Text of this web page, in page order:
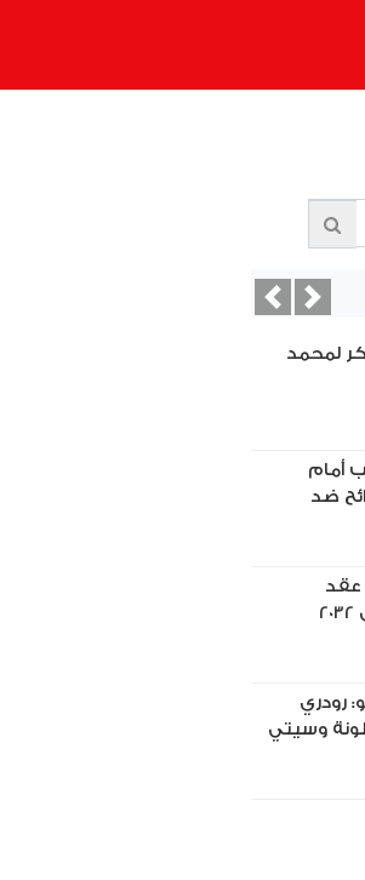
لمحمد
أمام
ضد
عقد
رودري
وسيتي
PreviousNext